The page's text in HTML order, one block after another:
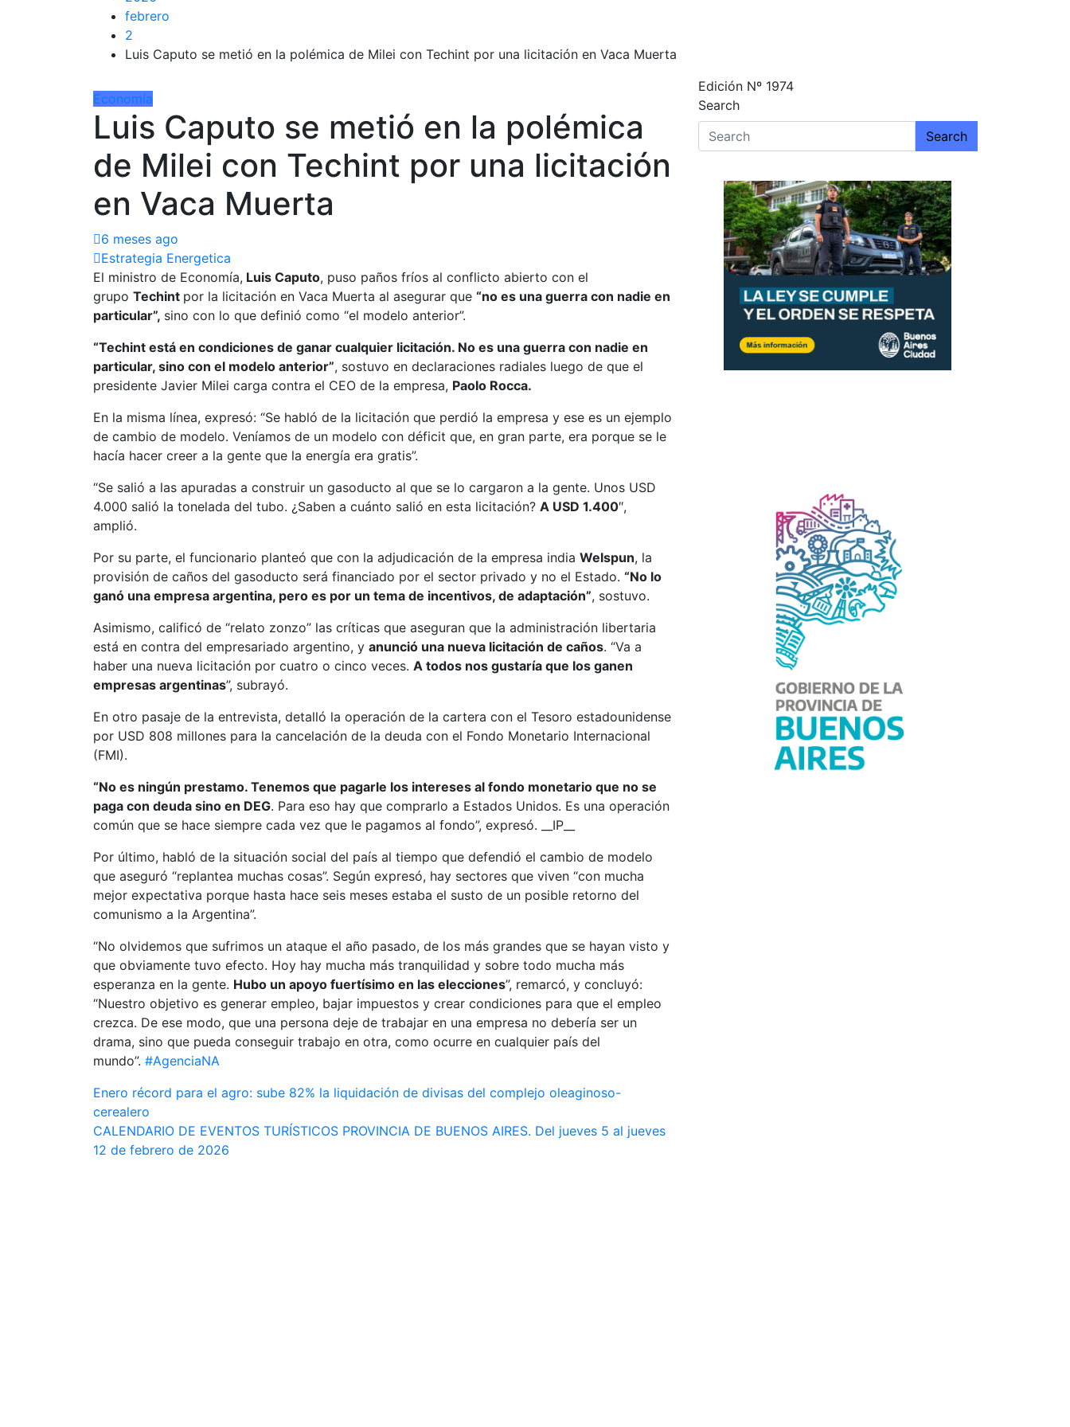
febrero
2
Luis Caputo se metió en la polémica de Milei con Techint por una licitación en Vaca Muerta
Economía
Luis Caputo se metió en la polémica
de Milei con Techint por una licitación
en Vaca Muerta
6 meses ago
Estrategia Energetica
El ministro de Economía, Luis Caputo, puso paños fríos al conflicto abierto con el
grupo Techint por la licitación en Vaca Muerta al asegurar que “no es una guerra con nadie en
particular”, sino con lo que definió como “el modelo anterior”.
“Techint está en condiciones de ganar cualquier licitación. No es una guerra con nadie en
particular, sino con el modelo anterior”, sostuvo en declaraciones radiales luego de que el
presidente Javier Milei carga contra el CEO de la empresa, Paolo Rocca.
En la misma línea, expresó: “Se habló de la licitación que perdió la empresa y ese es un ejemplo
de cambio de modelo. Veníamos de un modelo con déficit que, en gran parte, era porque se le
hacía hacer creer a la gente que la energía era gratis”.
“Se salió a las apuradas a construir un gasoducto al que se lo cargaron a la gente. Unos USD
4.000 salió la tonelada del tubo. ¿Saben a cuánto salió en esta licitación? A USD 1.400″,
amplió.
Por su parte, el funcionario planteó que con la adjudicación de la empresa india Welspun, la
provisión de caños del gasoducto será financiado por el sector privado y no el Estado. “No lo
ganó una empresa argentina, pero es por un tema de incentivos, de adaptación”, sostuvo.
Asimismo, calificó de “relato zonzo” las críticas que aseguran que la administración libertaria
está en contra del empresariado argentino, y anunció una nueva licitación de caños. “Va a
haber una nueva licitación por cuatro o cinco veces. A todos nos gustaría que los ganen
empresas argentinas”, subrayó.
En otro pasaje de la entrevista, detalló la operación de la cartera con el Tesoro estadounidense
por USD 808 millones para la cancelación de la deuda con el Fondo Monetario Internacional
(FMI).
“No es ningún prestamo. Tenemos que pagarle los intereses al fondo monetario que no se
paga con deuda sino en DEG. Para eso hay que comprarlo a Estados Unidos. Es una operación
común que se hace siempre cada vez que le pagamos al fondo”, expresó. __IP__
Por último, habló de la situación social del país al tiempo que defendió el cambio de modelo
que aseguró “replantea muchas cosas”. Según expresó, hay sectores que viven “con mucha
mejor expectativa porque hasta hace seis meses estaba el susto de un posible retorno del
comunismo a la Argentina”.
“No olvidemos que sufrimos un ataque el año pasado, de los más grandes que se hayan visto y
que obviamente tuvo efecto. Hoy hay mucha más tranquilidad y sobre todo mucha más
esperanza en la gente. Hubo un apoyo fuertísimo en las elecciones”, remarcó, y concluyó:
“Nuestro objetivo es generar empleo, bajar impuestos y crear condiciones para que el empleo
crezca. De ese modo, que una persona deje de trabajar en una empresa no debería ser un
drama, sino que pueda conseguir trabajo en otra, como ocurre en cualquier país del
mundo”. #AgenciaNA
Navegación
de
entradas
Enero récord para el agro: sube 82% la liquidación de divisas del complejo oleaginoso-
cerealero
CALENDARIO DE EVENTOS TURÍSTICOS PROVINCIA DE BUENOS AIRES. Del jueves 5 al jueves
12 de febrero de 2026
Edición Nº 1974
Search
Search